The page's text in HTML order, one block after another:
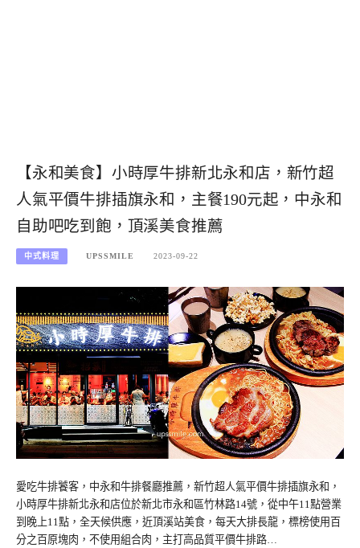
【永和美食】小時厚牛排新北永和店，新竹超
人氣平價牛排插旗永和，主餐190元起，中永和
自助吧吃到飽，頂溪美食推薦
中式料理 UPSSMILE 2023-09-22
愛吃牛排饕客，中永和牛排餐廳推薦，新竹超人氣平價牛排插旗永和，
小時厚牛排新北永和店位於新北市永和區竹林路14號，從中午11點營業
到晚上11點，全天候供應，近頂溪站美食，每天大排長龍，標榜使用百
分之百原塊肉，不使用組合肉，主打高品質平價牛排路…